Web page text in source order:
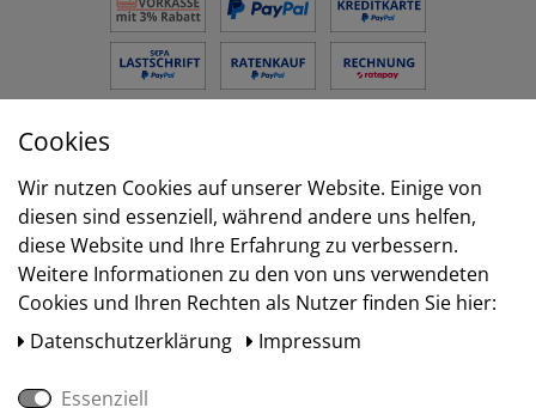
Versand
Cookies
Wir nutzen Cookies auf unserer Website. Einige von
diesen sind essenziell, während andere uns helfen,
diese Website und Ihre Erfahrung zu verbessern.
Weitere Informationen zu den von uns verwendeten
Cookies und Ihren Rechten als Nutzer finden Sie hier:
Daten­schutz­erklärung
Impressum
Essenziell